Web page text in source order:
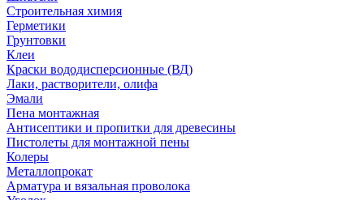
Строительная химия
Герметики
Грунтовки
Клеи
Краски вододисперсионные (ВД)
Лаки, растворители, олифа
Эмали
Пена монтажная
Антисептики и пропитки для древесины
Пистолеты для монтажной пены
Колеры
Металлопрокат
Арматура и вязальная проволока